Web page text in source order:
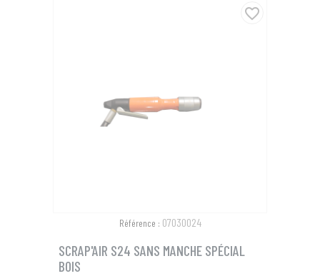
Référence : 07030024
SCRAP'AIR S24 SANS MANCHE SPÉCIAL
BOIS
favorite_border